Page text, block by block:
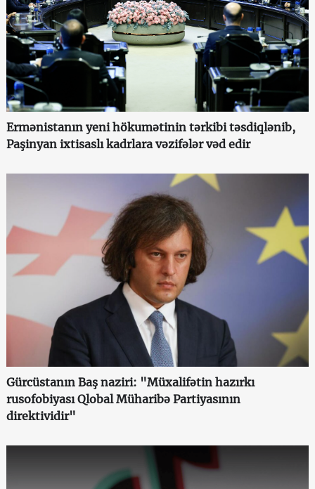
Ermənistanın yeni hökumətinin tərkibi təsdiqlənib,
Paşinyan ixtisaslı kadrlara vəzifələr vəd edir
Gürcüstanın Baş naziri: "Müxalifətin hazırkı
rusofobiyası Qlobal Müharibə Partiyasının
direktividir"